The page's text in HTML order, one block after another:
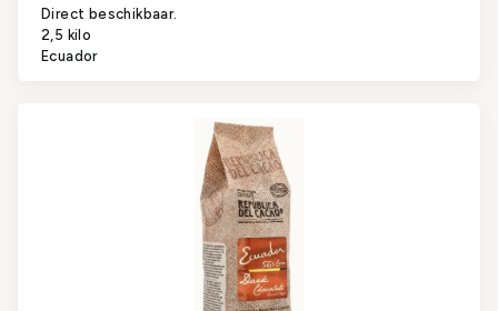
Direct beschikbaar.
2,5 kilo
Ecuador